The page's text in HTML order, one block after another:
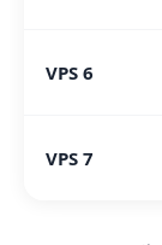
VPS 6
VPS 7